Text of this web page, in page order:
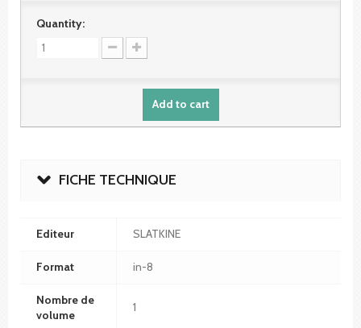
Quantity:
Add to cart
FICHE TECHNIQUE
Editeur SLATKINE
Format in-8
Nombre de
volume
1